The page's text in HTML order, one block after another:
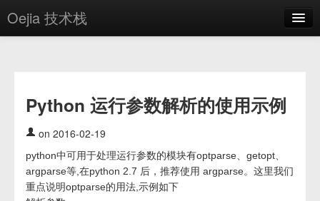
Oejia 技术栈
方案
OE学院
分享
关于
Python 运行参数解析的使用示例
on 2016-02-19
python中可用于处理运行参数的模块有optparse、getopt、
argparse等,在python 2.7 后，推荐使用 argparse。这里我们
重点说明optparse的用法,示例如下